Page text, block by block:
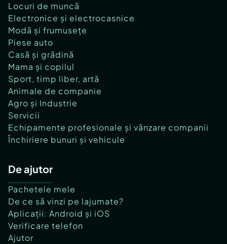
Locuri de muncă
Electronice și electrocasnice
Modă și frumusețe
Piese auto
Casă și grădină
Mama și copilul
Sport, timp liber, artă
Animale de companie
Agro și Industrie
Servicii
Echipamente profesionale și vânzare companii
Închiriere bunuri și vehicule
De ajutor
Pachetele mele
De ce să vinzi pe lajumate?
Aplicații: Android și iOS
Verificare telefon
Ajutor